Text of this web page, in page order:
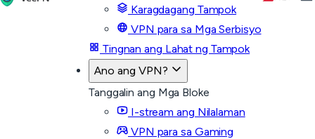
Karagdagang Tampok
VPN para sa Mga Serbisyo
Tingnan ang Lahat ng Tampok
Ano ang VPN?
Tanggalin ang Mga Bloke
I-stream ang Nilalaman
VPN para sa Gaming